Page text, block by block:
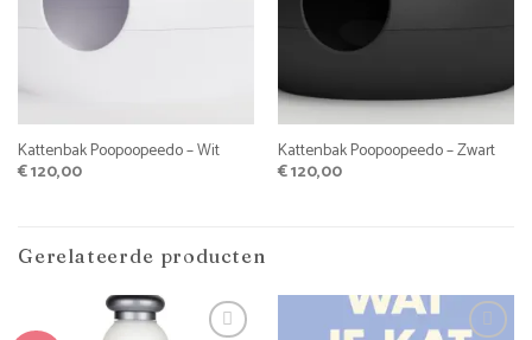
Kattenbak Poopoopeedo – Wit
€120,00
Kattenbak Poopoopeedo – Zwart
€120,00
Gerelateerde producten